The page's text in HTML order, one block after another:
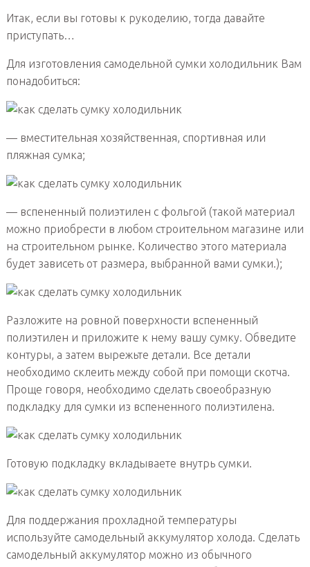
Итак, если вы готовы к рукоделию, тогда давайте
приступать…
Для изготовления самодельной сумки холодильник Вам
понадобиться:
— вместительная хозяйственная, спортивная или
пляжная сумка;
— вспененный полиэтилен с фольгой (такой материал
можно приобрести в любом строительном магазине или
на строительном рынке. Количество этого материала
будет зависеть от размера, выбранной вами сумки.);
Разложите на ровной поверхности вспененный
полиэтилен и приложите к нему вашу сумку. Обведите
контуры, а затем вырежьте детали. Все детали
необходимо склеить между собой при помощи скотча.
Проще говоря, необходимо сделать своеобразную
подкладку для сумки из вспененного полиэтилена.
Готовую подкладку вкладываете внутрь сумки.
Для поддержания прохладной температуры
используйте самодельный аккумулятор холода. Сделать
самодельный аккумулятор можно из обычного